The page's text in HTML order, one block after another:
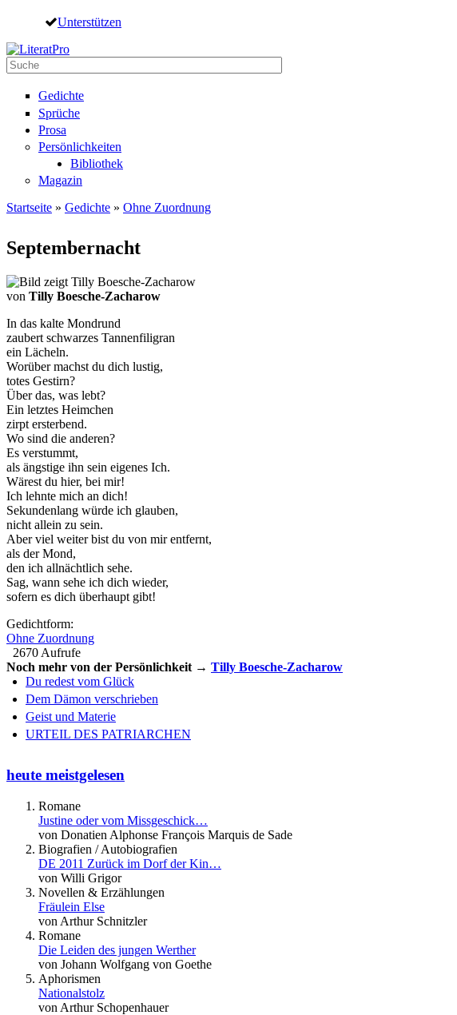
Direkt zum Inhalt
Unterstützen
Suche
Gedichte
Sprüche
Prosa
Persönlichkeiten
Bibliothek
Magazin
Startseite » Gedichte » Ohne Zuordnung
Septembernacht
von Tilly Boesche-Zacharow
In das kalte Mondrund
zaubert schwarzes Tannenfiligran
ein Lächeln.
Worüber machst du dich lustig,
totes Gestirn?
Über das, was lebt?
Ein letztes Heimchen
zirpt ersterbend.
Wo sind die anderen?
Es verstummt,
als ängstige ihn sein eigenes Ich.
Wärest du hier, bei mir!
Ich lehnte mich an dich!
Sekundenlang würde ich glauben,
nicht allein zu sein.
Aber viel weiter bist du von mir entfernt,
als der Mond,
den ich allnächtlich sehe.
Sag, wann sehe ich dich wieder,
sofern es dich überhaupt gibt!
Gedichtform:
Ohne Zuordnung
2670 Aufrufe
Noch mehr von der Persönlichkeit → Tilly Boesche-Zacharow
Du redest vom Glück
Dem Dämon verschrieben
Geist und Materie
URTEIL DES PATRIARCHEN
heute meistgelesen
Romane
Justine oder vom Missgeschick…
von Donatien Alphonse François Marquis de Sade
Biografien / Autobiografien
DE 2011 Zurück im Dorf der Kin…
von Willi Grigor
Novellen & Erzählungen
Fräulein Else
von Arthur Schnitzler
Romane
Die Leiden des jungen Werther
von Johann Wolfgang von Goethe
Aphorismen
Nationalstolz
von Arthur Schopenhauer